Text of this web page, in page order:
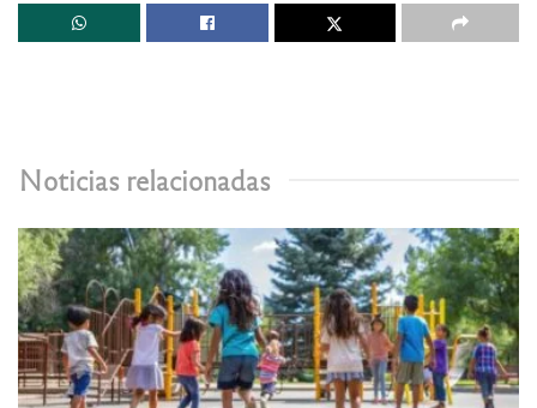
Noticias relacionadas